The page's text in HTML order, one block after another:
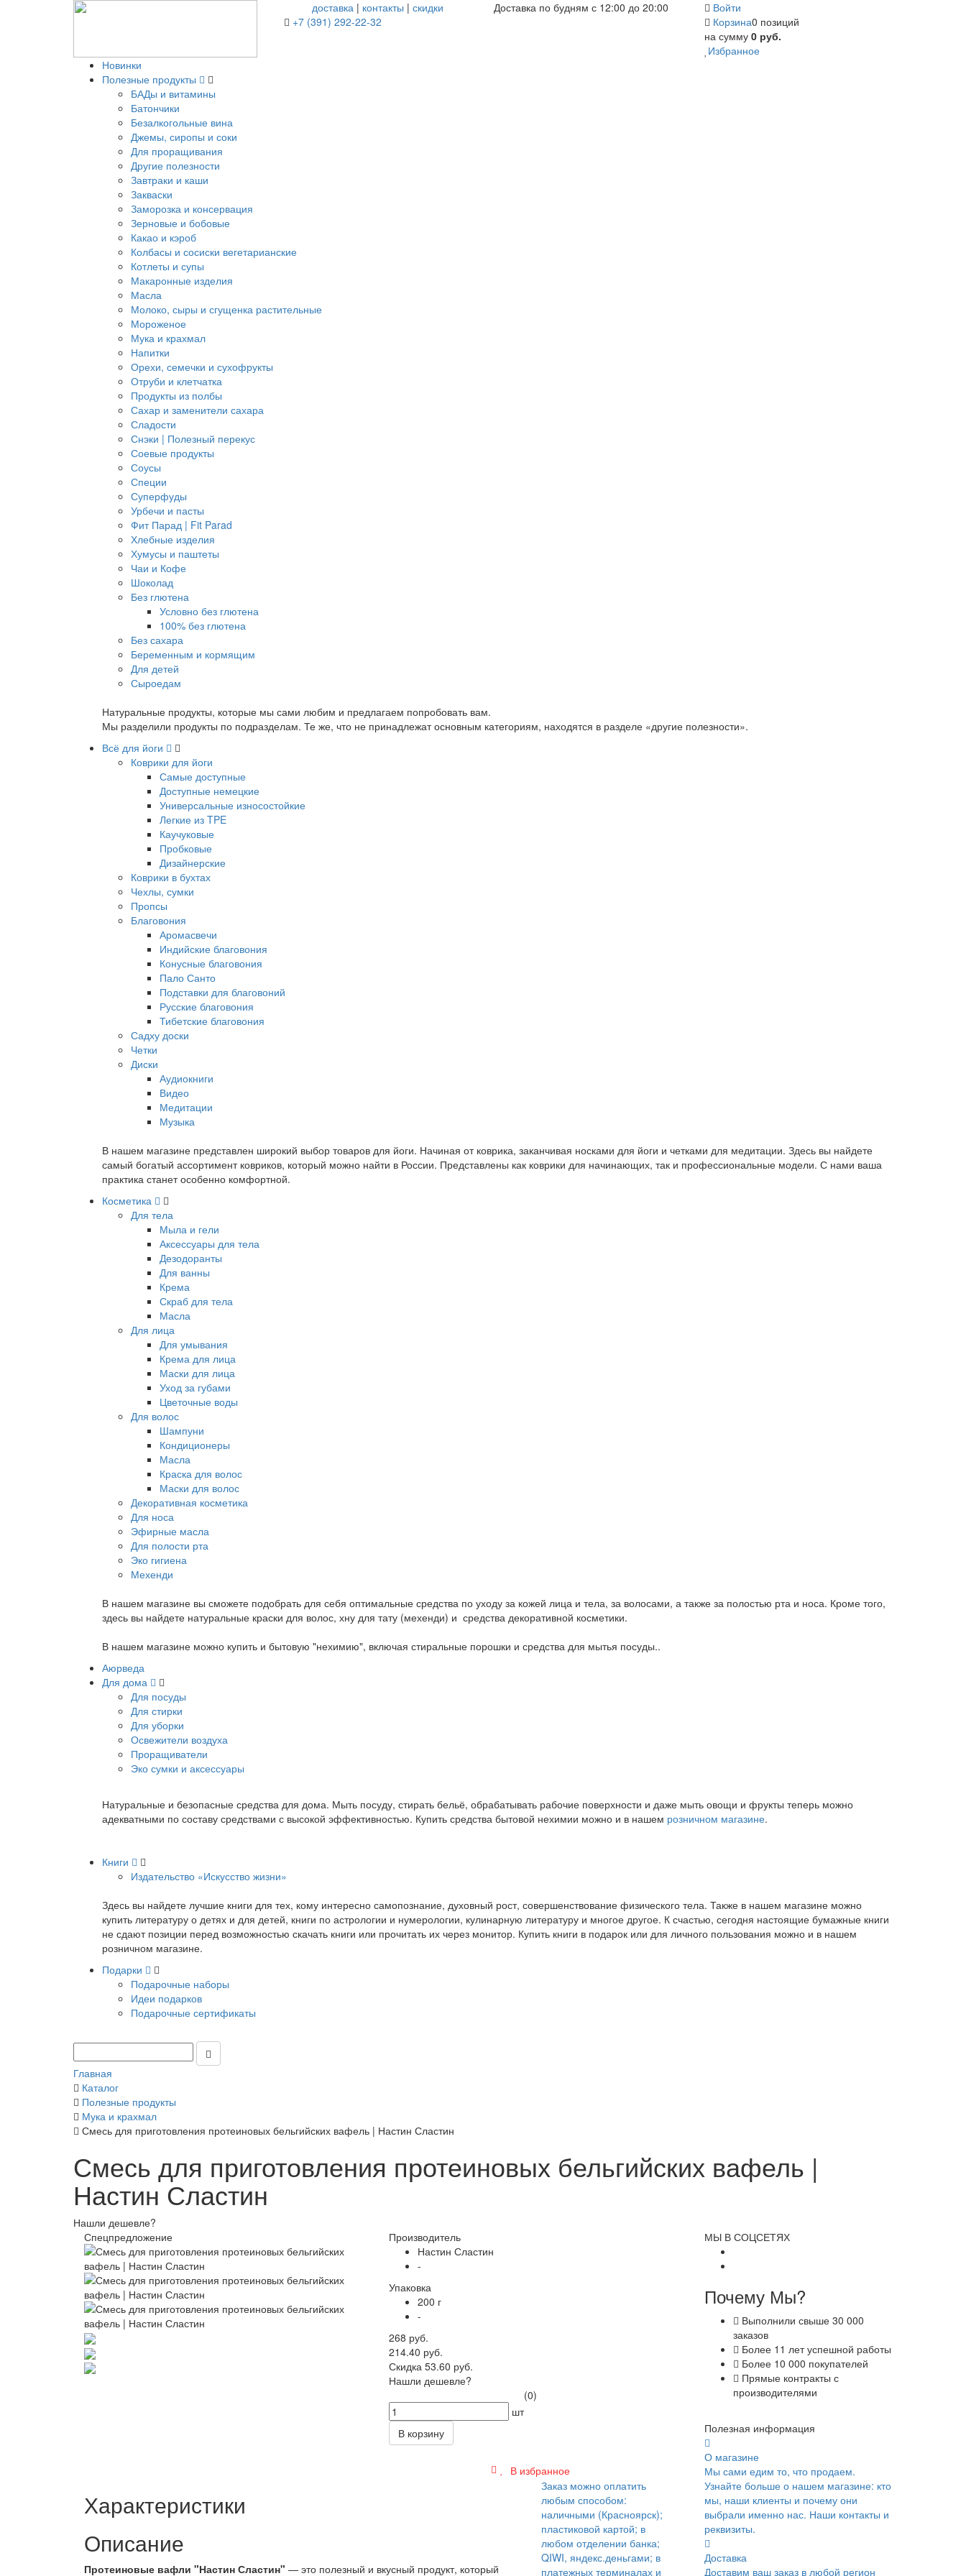
доставка | контакты |скидки
+7 (391) 292-22-32
Доставка по будням с 12:00 до 20:00
Войти
Корзина0 позиций
на сумму 0 руб.
Избранное
Новинки
Полезные продукты
БАДы и витамины
Батончики
Безалкогольные вина
Джемы, сиропы и соки
Для проращивания
Другие полезности
Завтраки и каши
Закваски
Заморозка и консервация
Зерновые и бобовые
Какао и кэроб
Колбасы и сосиски вегетарианские
Котлеты и супы
Макаронные изделия
Масла
Молоко, сыры и сгущенка растительные
Мороженое
Мука и крахмал
Напитки
Орехи, семечки и сухофрукты
Отруби и клетчатка
Продукты из полбы
Сахар и заменители сахара
Сладости
Снэки | Полезный перекус
Соевые продукты
Соусы
Специи
Суперфуды
Урбечи и пасты
Фит Парад | Fit Parad
Хлебные изделия
Хумусы и паштеты
Чаи и Кофе
Шоколад
Без глютена
Условно без глютена
100% без глютена
Без сахара
Беременным и кормящим
Для детей
Сыроедам
Натуральные продукты, которые мы сами любим и предлагаем попробовать вам.
Мы разделили продукты по подразделам. Те же, что не принадлежат основным категориям, находятся в разделе «другие полезности».
Всё для йоги
Коврики для йоги
Самые доступные
Доступные немецкие
Универсальные износостойкие
Легкие из TPE
Каучуковые
Пробковые
Дизайнерские
Коврики в бухтах
Чехлы, сумки
Пропсы
Благовония
Аромасвечи
Индийские благовония
Конусные благовония
Пало Санто
Подставки для благовоний
Русские благовония
Тибетские благовония
Садху доски
Четки
Диски
Аудиокниги
Видео
Медитации
Музыка
В нашем магазине представлен широкий выбор товаров для йоги. Начиная от коврика, заканчивая носками для йоги и четками для медитации. Здесь вы найдете
самый богатый ассортимент ковриков, который можно найти в России. Представлены как коврики для начинающих, так и профессиональные модели. С нами ваша
практика станет особенно комфортной.
Косметика
Для тела
Мыла и гели
Аксессуары для тела
Дезодоранты
Для ванны
Крема
Скраб для тела
Масла
Для лица
Для умывания
Крема для лица
Маски для лица
Уход за губами
Цветочные воды
Для волос
Шампуни
Кондиционеры
Масла
Краска для волос
Маски для волос
Декоративная косметика
Для носа
Эфирные масла
Для полости рта
Эко гигиена
Мехенди
В нашем магазине вы сможете подобрать для себя оптимальные средства по уходу за кожей лица и тела, за волосами, а также за полостью рта и носа. Кроме того,
здесь вы найдете натуральные краски для волос, хну для тату (мехенди) и средства декоративной косметики.
В нашем магазине можно купить и бытовую "нехимию", включая стиральные порошки и средства для мытья посуды..
Аюрведа
Для дома
Для посуды
Для стирки
Для уборки
Освежители воздуха
Проращиватели
Эко сумки и аксессуары
Натуральные и безопасные средства для дома. Мыть посуду, стирать бельё, обрабатывать рабочие поверхности и даже мыть овощи и фрукты теперь можно
адекватными по составу средствами с высокой эффективностью. Купить средства бытовой нехимии можно и в нашем розничном магазине.
Книги
Издательство «Искусство жизни»
Здесь вы найдете лучшие книги для тех, кому интересно самопознание, духовный рост, совершенствование физического тела. Также в нашем магазине можно
купить литературу о детях и для детей, книги по астрологии и нумерологии, кулинарную литературу и многое другое. К счастью, сегодня настоящие бумажные книги
не сдают позиции перед возможностью скачать книги или прочитать их через монитор. Купить книги в подарок или для личного пользования можно и в нашем
розничном магазине.
Подарки
Подарочные наборы
Идеи подарков
Подарочные сертификаты
Главная
Каталог
Полезные продукты
Мука и крахмал
Смесь для приготовления протеиновых бельгийских вафель | Настин Сластин
Смесь для приготовления протеиновых бельгийских вафель |
Настин Сластин
Нашли дешевле?
Спецпредложение
Производитель
Настин Сластин
-
Упаковка
200 г
-
268 руб.
214.40 руб.
Скидка 53.60 руб.
Нашли дешевле?
(0)
шт
В корзину
В избранное
Характеристики
Описание
Протеиновые вафли "Настин Сластин" — это полезный и вкусный продукт, который
Заказ можно оплатить
любым способом:
наличными (Красноярск);
пластиковой картой; в
любом отделении банка;
QIWI, яндекс.деньгами; в
платежных терминалах и
МЫ В СОЦСЕТЯХ
Почему Мы?
Выполнили свыше 30 000
заказов
Более 11 лет успешной работы
Более 10 000 покупателей
Прямые контракты с
производителями
Полезная информация
О магазине
Мы сами едим то, что продаем.
Узнайте больше о нашем магазине: кто
мы, наши клиенты и почему они
выбрали именно нас. Наши контакты и
реквизиты.
Доставка
Доставим ваш заказ в любой регион